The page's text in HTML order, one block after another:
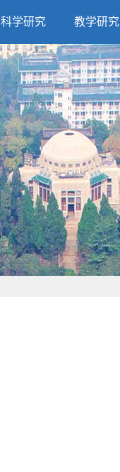
科学研究 教学研究